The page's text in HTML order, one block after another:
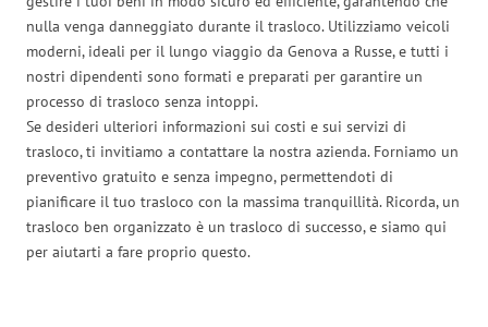
nulla venga danneggiato durante il trasloco. Utilizziamo veicoli
moderni, ideali per il lungo viaggio da Genova a Russe, e tutti i
nostri dipendenti sono formati e preparati per garantire un
processo di trasloco senza intoppi.
Se desideri ulteriori informazioni sui costi e sui servizi di
trasloco, ti invitiamo a contattare la nostra azienda. Forniamo un
preventivo gratuito e senza impegno, permettendoti di
pianificare il tuo trasloco con la massima tranquillità. Ricorda, un
trasloco ben organizzato è un trasloco di successo, e siamo qui
per aiutarti a fare proprio questo.